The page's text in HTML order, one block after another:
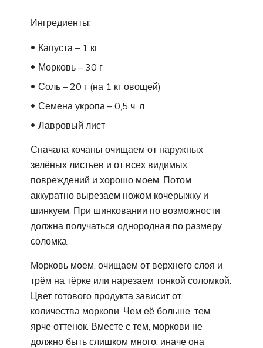
Ингредиенты:
Капуста – 1 кг
Морковь – 30 г
Соль – 20 г (на 1 кг овощей)
Семена укропа – 0,5 ч. л.
Лавровый лист
Сначала кочаны очищаем от наружных
зелёных листьев и от всех видимых
повреждений и хорошо моем. Потом
аккуратно вырезаем ножом кочерыжку и
шинкуем. При шинковании по возможности
должна получаться однородная по размеру
соломка.
Морковь моем, очищаем от верхнего слоя и
трём на тёрке или нарезаем тонкой соломкой.
Цвет готового продукта зависит от
количества моркови. Чем её больше, тем
ярче оттенок. Вместе с тем, моркови не
должно быть слишком много, иначе она